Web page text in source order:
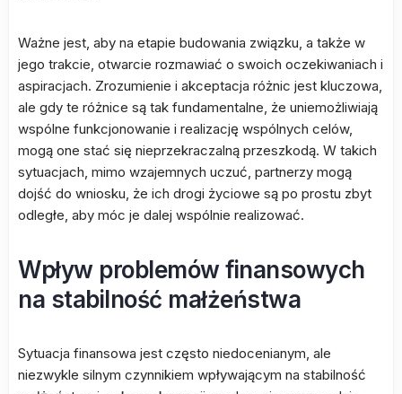
Ważne jest, aby na etapie budowania związku, a także w
jego trakcie, otwarcie rozmawiać o swoich oczekiwaniach i
aspiracjach. Zrozumienie i akceptacja różnic jest kluczowa,
ale gdy te różnice są tak fundamentalne, że uniemożliwiają
wspólne funkcjonowanie i realizację wspólnych celów,
mogą one stać się nieprzekraczalną przeszkodą. W takich
sytuacjach, mimo wzajemnych uczuć, partnerzy mogą
dojść do wniosku, że ich drogi życiowe są po prostu zbyt
odległe, aby móc je dalej wspólnie realizować.
Wpływ problemów finansowych
na stabilność małżeństwa
Sytuacja finansowa jest często niedocenianym, ale
niezwykle silnym czynnikiem wpływającym na stabilność